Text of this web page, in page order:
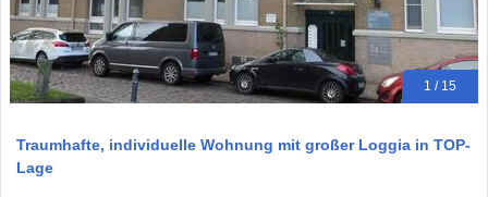
1 / 15
Traumhafte, individuelle Wohnung mit großer Loggia in TOP-
Lage